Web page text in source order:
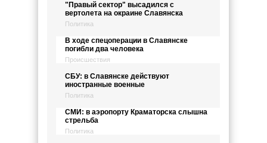
"Правый сектор" высадился с
вертолета на окраине Славянска
Политика
В ходе спецоперации в Славянске
погибли два человека
Происшествия
СБУ: в Славянске действуют
иностранные военные
Политика
СМИ: в аэропорту Краматорска слышна
стрельба
Политика